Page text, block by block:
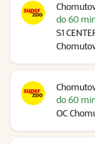
S1
do 60
OC
do 60